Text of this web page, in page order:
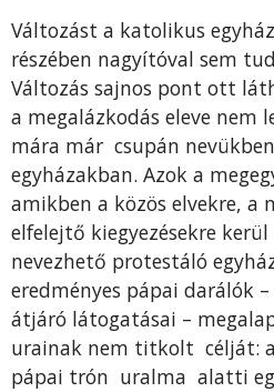
Változást a katolikus
részében nagyítóval sem
Változás sajnos pont ott
a megalázkodás eleve nem
mára már csupán
egyházakban. Azok a
amikben a közös elvekre,
elfelejtő kiegyezésekre
nevezhető protestáló
eredményes pápai darálók
átjáró látogatásai –
urainak nem titkolt célját:
pápai trón uralma alatti